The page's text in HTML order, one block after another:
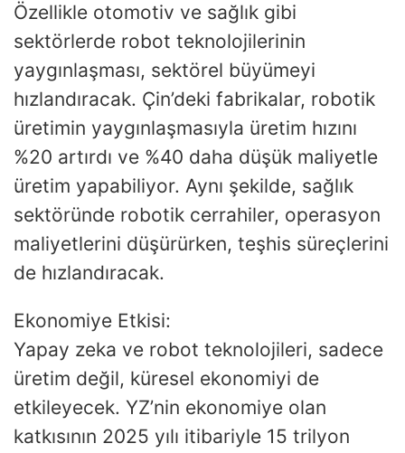
Özellikle otomotiv ve sağlık gibi
sektörlerde robot teknolojilerinin
yaygınlaşması, sektörel büyümeyi
hızlandıracak. Çin’deki fabrikalar, robotik
üretimin yaygınlaşmasıyla üretim hızını
%20 artırdı ve %40 daha düşük maliyetle
üretim yapabiliyor. Aynı şekilde, sağlık
sektöründe robotik cerrahiler, operasyon
maliyetlerini düşürürken, teşhis süreçlerini
de hızlandıracak.
Ekonomiye Etkisi:
Yapay zeka ve robot teknolojileri, sadece
üretim değil, küresel ekonomiyi de
etkileyecek. YZ’nin ekonomiye olan
katkısının 2025 yılı itibariyle 15 trilyon